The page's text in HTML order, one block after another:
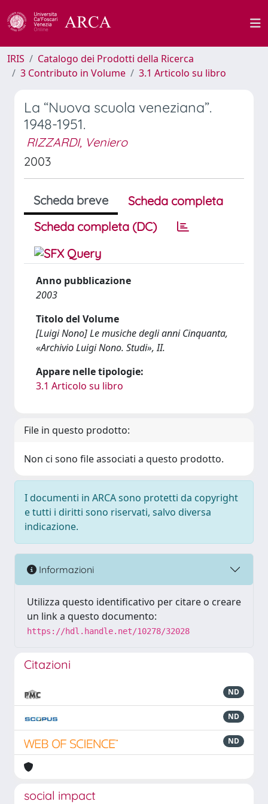
IRIS
Catalogo dei Prodotti della Ricerca
3 Contributo in Volume
3.1 Articolo su libro
La “Nuova scuola veneziana”.
1948-1951.
RIZZARDI, Veniero
2003
Scheda breve
Scheda completa
Scheda completa (DC)
Anno pubblicazione
2003
Titolo del Volume
[Luigi Nono] Le musiche degli anni Cinquanta,
«Archivio Luigi Nono. Studi», II.
Appare nelle tipologie:
3.1 Articolo su libro
File in questo prodotto:
Non ci sono file associati a questo prodotto.
I documenti in ARCA sono protetti da copyright
e tutti i diritti sono riservati, salvo diversa
indicazione.
Informazioni
Utilizza questo identificativo per citare o creare
un link a questo documento:
https://hdl.handle.net/10278/32028
Citazioni
ND
ND
ND
social impact